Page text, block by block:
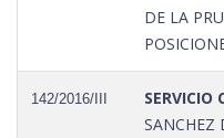
DE LA
142/2016/III SERVICIO
SANCHEZ